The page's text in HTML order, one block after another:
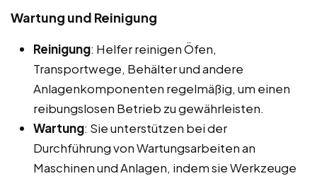
Wartung und Reinigung
Reinigung: Helfer reinigen Öfen,
Transportwege, Behälter und andere
Anlagenkomponenten regelmäßig, um einen
reibungslosen Betrieb zu gewährleisten.
Wartung: Sie unterstützen bei der
Durchführung von Wartungsarbeiten an
Maschinen und Anlagen, indem sie Werkzeuge